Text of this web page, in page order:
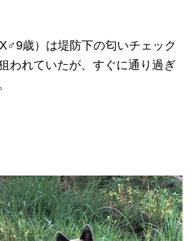
歳）は堤防下の匂いチェック
われていたが、すぐに通り過ぎ